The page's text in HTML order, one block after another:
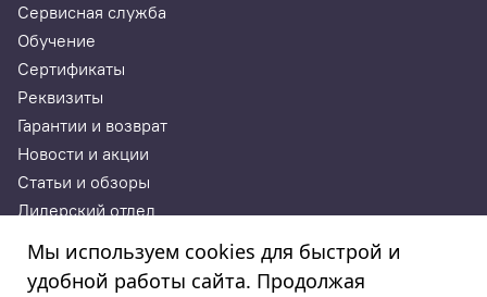
Сервисная служба
Обучение
Сертификаты
Реквизиты
Гарантии и возврат
Новости и акции
Статьи и обзоры
Дилерский отдел
ИП Годунова Лариса Леонидовна
Мы используем cookies для быстрой и
удобной работы сайта. Продолжая